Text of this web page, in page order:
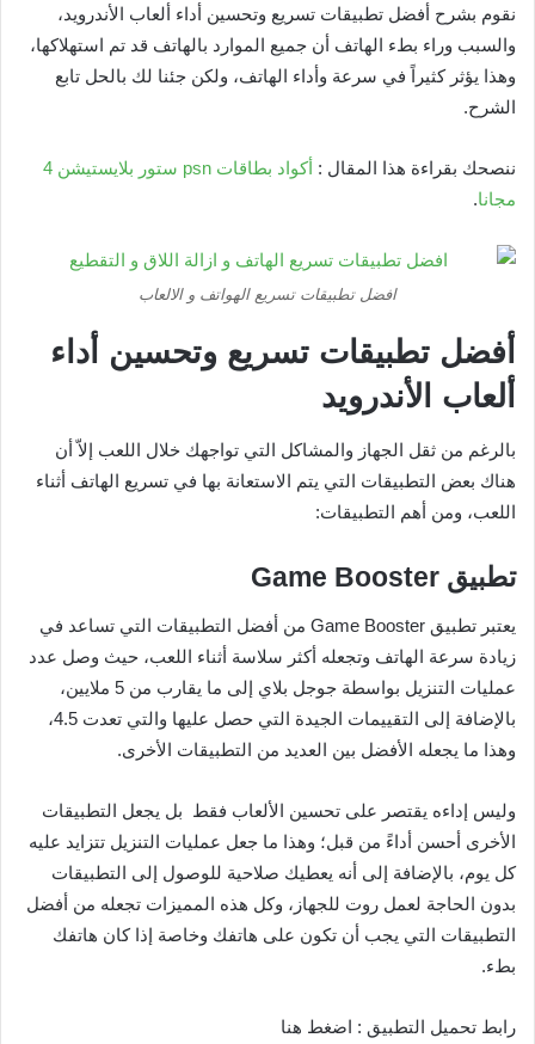
نقوم بشرح أفضل تطبيقات تسريع وتحسين أداء ألعاب الأندرويد،
والسبب وراء بطء الهاتف أن جميع الموارد بالهاتف قد تم استهلاكها،
وهذا يؤثر كثيراً في سرعة وأداء الهاتف، ولكن جئنا لك بالحل تابع
الشرح.
ننصحك بقراءة هذا المقال :
أكواد بطاقات psn ستور بلايستيشن 4
مجانا.
افضل تطبيقات تسريع الهواتف و الالعاب
أفضل تطبيقات تسريع وتحسين أداء
ألعاب الأندرويد
بالرغم من ثقل الجهاز والمشاكل التي تواجهك خلال اللعب إلاّ أن
هناك بعض التطبيقات التي يتم الاستعانة بها في تسريع الهاتف أثناء
اللعب، ومن أهم التطبيقات:
تطبيق Game Booster
يعتبر تطبيق Game Booster من أفضل التطبيقات التي تساعد في
زيادة سرعة الهاتف وتجعله أكثر سلاسة أثناء اللعب، حيث وصل عدد
عمليات التنزيل بواسطة جوجل بلاي إلى ما يقارب من 5 ملايين،
بالإضافة إلى التقييمات الجيدة التي حصل عليها والتي تعدت 4.5،
وهذا ما يجعله الأفضل بين العديد من التطبيقات الأخرى.
وليس إداءه يقتصر على تحسين الألعاب فقط بل يجعل التطبيقات
الأخرى أحسن أداءً من قبل؛ وهذا ما جعل عمليات التنزيل تتزايد عليه
كل يوم، بالإضافة إلى أنه يعطيك صلاحية للوصول إلى التطبيقات
بدون الحاجة لعمل روت للجهاز، وكل هذه المميزات تجعله من أفضل
التطبيقات التي يجب أن تكون على هاتفك وخاصة إذا كان هاتفك
بطء.
رابط تحميل التطبيق : اضغط هنا